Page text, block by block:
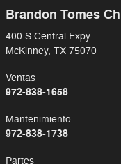
Brandon Tomes
400 S Central Expy
McKinney, TX 75070
Ventas
972-838-1658
Mantenimiento
972-838-1738
Partes